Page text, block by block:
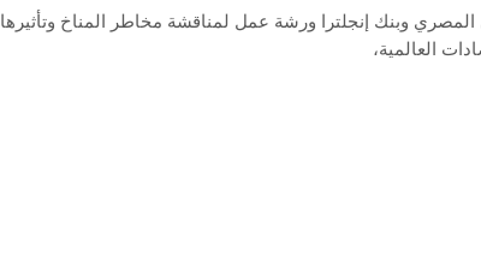
المصري وبنك إنجلترا ورشة عمل لمناقشة مخاطر المناخ وتأثيرها
العالمية،